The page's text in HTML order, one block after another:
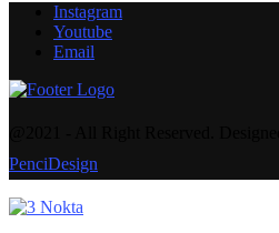
Instagram
Youtube
Email
PenciDesign